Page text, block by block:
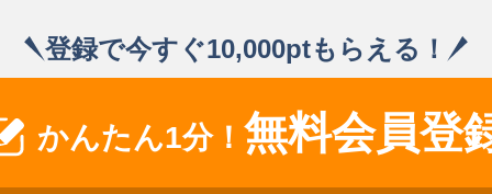
登録で今すぐ10,000ptもらえる！
かんたん1分！ 無料会員登